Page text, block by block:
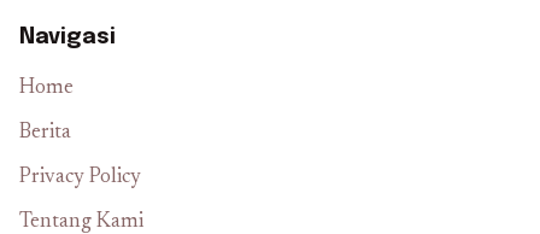
Navigasi
Home
Berita
Privacy Policy
Tentang Kami